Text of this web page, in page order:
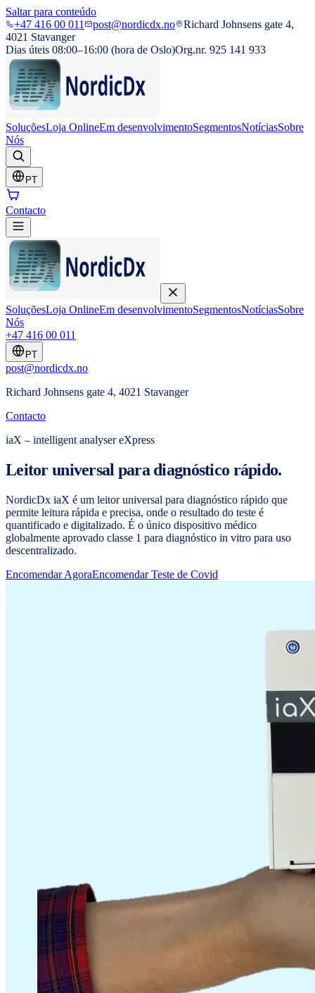
Saltar para conteúdo
+47 416 00 011
post@nordicdx.no
Richard Johnsens gate 4,
4021 Stavanger
Dias úteis 08:00–16:00 (hora de Oslo)Org.nr. 925 141 933
SoluçõesLoja OnlineEm desenvolvimentoSegmentosNotíciasSobre
Nós
PT
Contacto
SoluçõesLoja OnlineEm desenvolvimentoSegmentosNotíciasSobre
Nós
+47 416 00 011
PT
post@nordicdx.no
Richard Johnsens gate 4, 4021 Stavanger
Contacto
iaX – intelligent analyser eXpress
Leitor universal para diagnóstico rápido.
NordicDx iaX é um leitor universal para diagnóstico rápido que
permite leitura rápida e precisa, onde o resultado do teste é
quantificado e digitalizado. É o único dispositivo médico
globalmente aprovado classe 1 para diagnóstico in vitro para uso
descentralizado.
Encomendar AgoraEncomendar Teste de Covid